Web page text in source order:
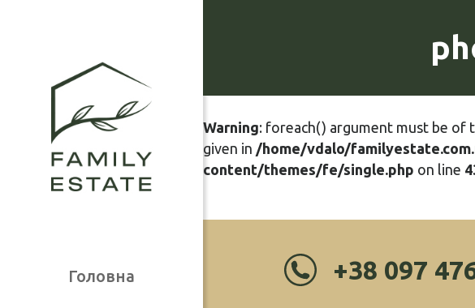
Головна
Warning: foreach() argument must be of
given in /home/vdalo/
content/themes/fe/single.php on line
+38 097